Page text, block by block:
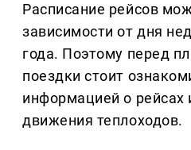
Расписание рейсов
зависимости от дня
года. Поэтому перед
поездки стоит
информацией о рейсах
движения теплоходов.